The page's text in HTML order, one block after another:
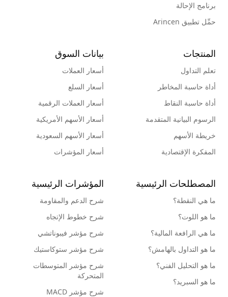
برنامج الإحالة
حمِّل تطبيق Arincen
المنتجات
تعلم التداول
أداة حاسبة المخاطر
أداة حاسبة النقاط
الرسوم البيانية المتقدمة
خريطة الأسهم
المفكرة الإقتصادية
بيانات السوق
أسعار العملات
أسعار السلع
أسعار العملات الرقمية
أسعار الأسهم الأمريكية
أسعار الأسهم السعودية
أسعار المؤشرات
المصطلحات الرئيسية
ما هي النقطة؟
ما هو اللوت؟
ما هي الرافعة المالية؟
ما هو التداول بالهامش؟
ما هو التحليل الفني؟
ما هو السبريد؟
المؤشرات الرئيسية
شرح الدعم والمقاومة
شرح خطوط الإتجاه
شرح مؤشر فيبوناتشي
شرح مؤشر ستوكاستيك
شرح مؤشر المتوسطات
المتحركة
شرح مؤشر MACD